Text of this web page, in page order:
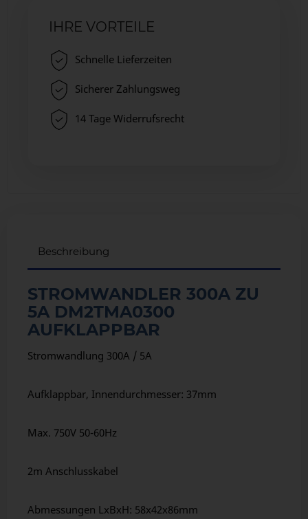
IHRE VORTEILE
Schnelle Lieferzeiten
Sicherer Zahlungsweg
14 Tage Widerrufsrecht
Beschreibung
STROMWANDLER 300A ZU
5A DM2TMA0300
AUFKLAPPBAR
Stromwandlung 300A / 5A
Aufklappbar, Innendurchmesser: 37mm
Max. 750V 50-60Hz
2m Anschlusskabel
Abmessungen LxBxH: 58x42x86mm